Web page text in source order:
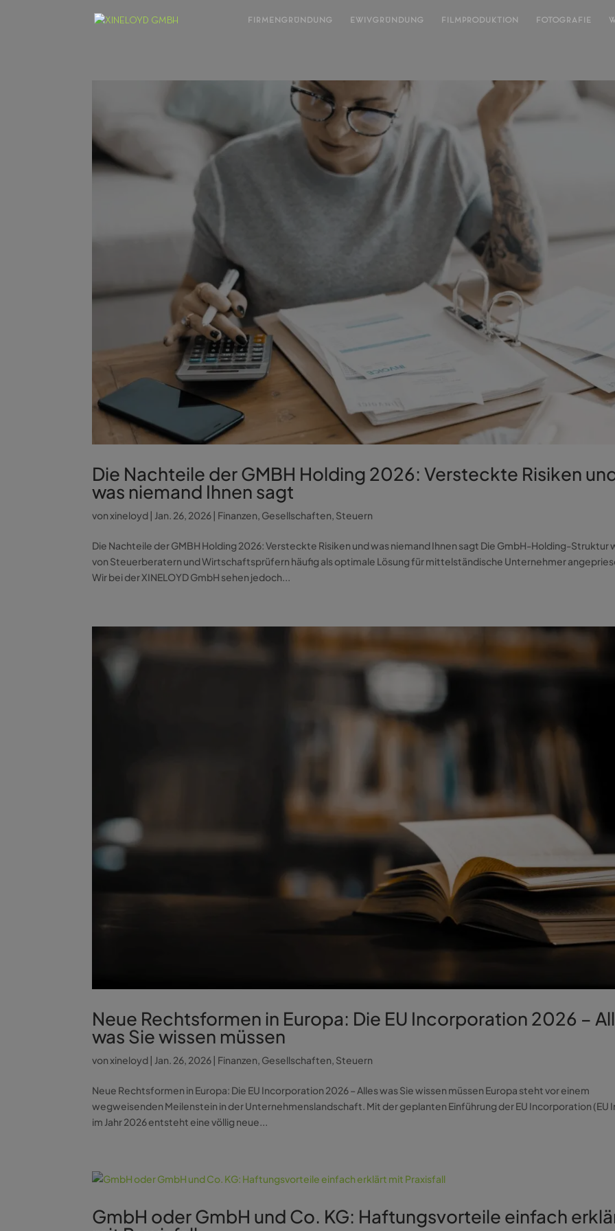
FIRMENGRÜNDUNG EWIVGRÜNDUNG FILMPRODUKTION FOTOGRAFIE
Die Nachteile der GMBH Holding 2026: Versteckte Risiken
was niemand Ihnen sagt
vonxineloyd| Jan. 26, 2026| Finanzen, Gesellschaften, Steuern
Die Nachteile der GMBH Holding 2026: Versteckte Risiken und was niemand Ihnen sagt Die GmbH-Holding-Struktur
von Steuerberatern und Wirtschaftsprüfern häufig als optimale Lösung für mittelständische Unternehmer
Wir bei der XINELOYD GmbH sehen jedoch...
Neue Rechtsformen in Europa: Die EU Incorporation 2026 –
was Sie wissen müssen
vonxineloyd| Jan. 26, 2026| Finanzen, Gesellschaften, Steuern
Neue Rechtsformen in Europa: Die EU Incorporation 2026 – Alles was Sie wissen müssen Europa steht vor einem
wegweisenden Meilenstein in der Unternehmenslandschaft. Mit der geplanten Einführung der EU Incorporation (EU
im Jahr 2026 entsteht eine völlig neue...
GmbH oder GmbH und Co. KG: Haftungsvorteile einfach